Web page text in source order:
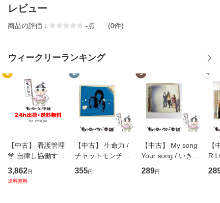
レビュー
商品の評価： -点 (0件)
ウィークリーランキング
1
【中古】 看護管理
学 自律し協働する
専門職の看護マネ
ジメントスキル 改
3,862円
送料無料
2
【中古】 生命力 /
チャットモンチー /
キューンレコード
[CD]【メール便送
355円
3
【中古】 My song
Your song / いきも
のがかり / [CD]
【メール便送料無
289円
4
【
R
産